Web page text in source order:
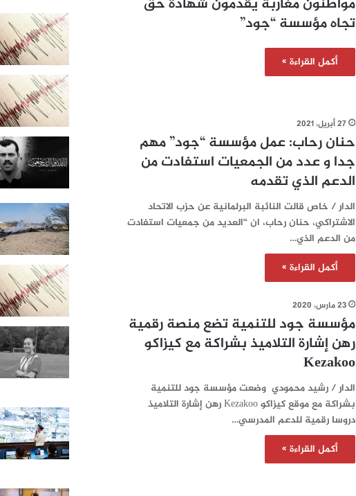
مواطنون مغاربة يقدمون شهادة حق
تجاه مؤسسة “جود”
أكمل القراءة »
27 أبريل، 2021
حنان رحاب: عمل مؤسسة “جود” مهم
جدا و عدد من الجمعيات استفادت من
الدعم الذي تقدمه
الدار / خاص قالت النائبة البرلمانية عن حزب الاتحاد
الاشتراكي، حنان رحاب، ان “العديد من جمعيات استفادت
من الدعم الذي…
أكمل القراءة »
23 مارس، 2020
مؤسسة جود للتنمية تضع منصة رقمية
رهن إشارة التلاميذ بشراكة مع كيزاكو
Kezakoo
الدار / رشيد محمودي وضعت مؤسسة جود للتنمية
بشراكة مع موقع كيزاكو Kezakoo رهن إشارة التلاميذ
دروسا رقمية للدعم المدرسي…
أكمل القراءة »